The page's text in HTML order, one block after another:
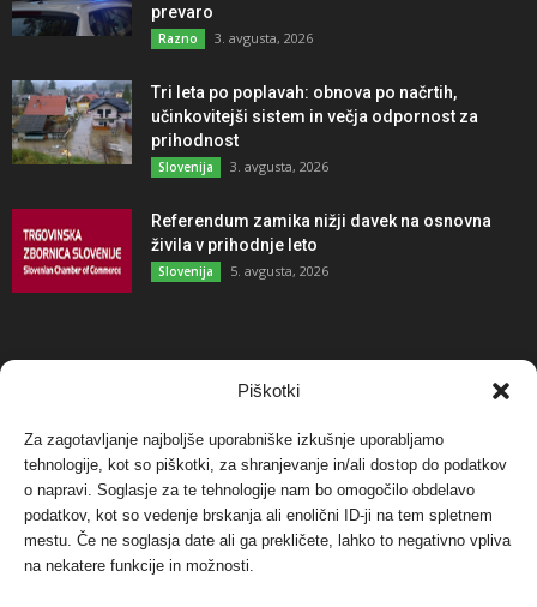
Piškotki
Za zagotavljanje najboljše uporabniške izkušnje uporabljamo
tehnologije, kot so piškotki, za shranjevanje in/ali dostop do podatkov
o napravi. Soglasje za te tehnologije nam bo omogočilo obdelavo
podatkov, kot so vedenje brskanja ali enolični ID-ji na tem spletnem
mestu. Če ne soglasja date ali ga prekličete, lahko to negativno vpliva
na nekatere funkcije in možnosti.
prevaro
Razno 3. avgusta, 2026
Tri leta po poplavah: obnova po načrtih,
učinkovitejši sistem in večja odpornost za
prihodnost
Slovenija 3. avgusta, 2026
Referendum zamika nižji davek na osnovna
živila v prihodnje leto
Slovenija 5. avgusta, 2026
NAJBOLJ KOMENTIRANO
Protest proti vetrnim elektrarnam na Ojstrici, v
svetu pa vedno bolj...
Dogodki 12. maja, 2017
Tožilstvo v Celovcu v korist elektrarnam
Verbund